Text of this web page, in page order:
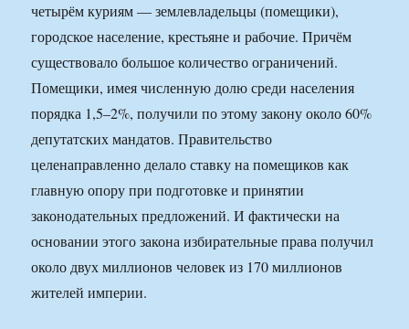
четырём куриям — землевладельцы (помещики),
городское население, крестьяне и рабочие. Причём
существовало большое количество ограничений.
Помещики, имея численную долю среди населения
порядка 1,5–2%, получили по этому закону около 60%
депутатских мандатов. Правительство
целенаправленно делало ставку на помещиков как
главную опору при подготовке и принятии
законодательных предложений. И фактически на
основании этого закона избирательные права получил
около двух миллионов человек из 170 миллионов
жителей империи.